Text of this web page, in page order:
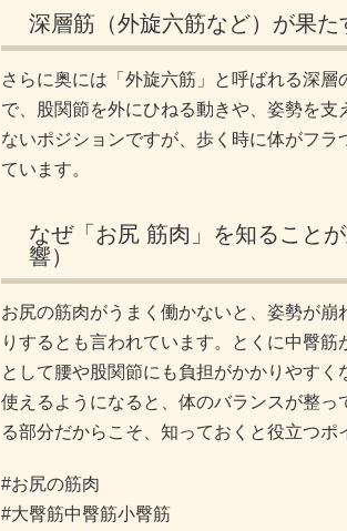
深層筋（外旋六筋など）が果た
さらに奥には「外旋六筋」と呼ばれる深
で、股関節を外にひねる動きや、姿勢を
ないポジションですが、歩く時に体がフ
ています。
なぜ「お尻 筋肉」を知ること
響）
お尻の筋肉がうまく働かないと、姿勢が
りするとも言われています。とくに中臀
として腰や股関節にも負担がかかりやす
使えるようになると、体のバランスが整
る部分だからこそ、知っておくと役立つポ
#お尻の筋肉
#大臀筋中臀筋小臀筋